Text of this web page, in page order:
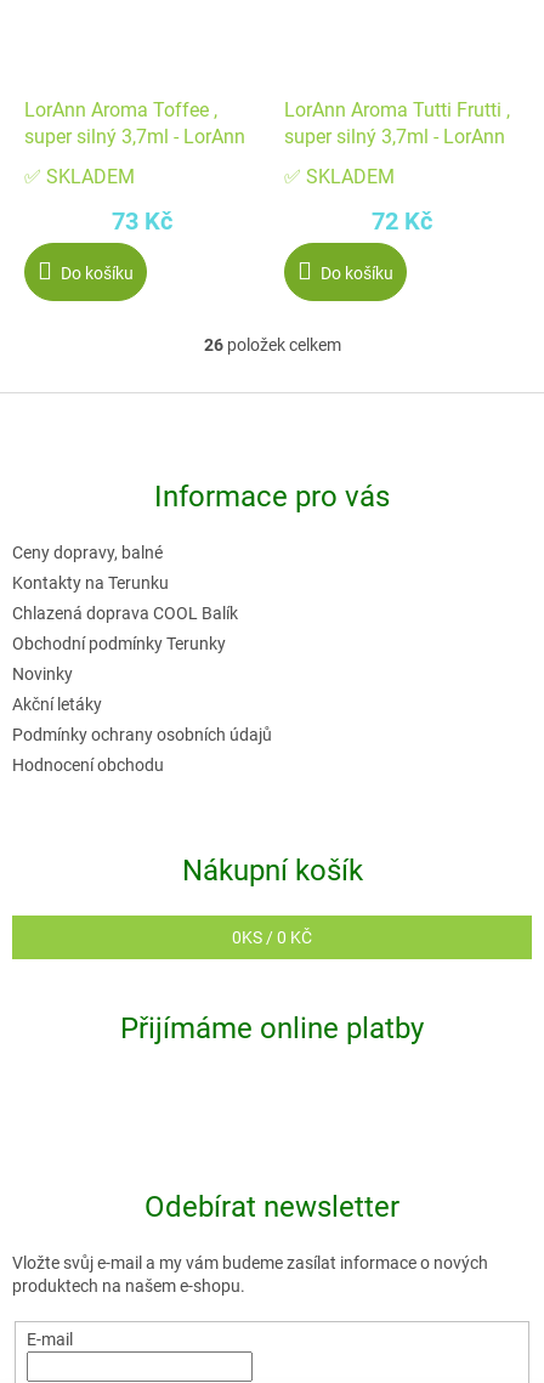
LorAnn Aroma Toffee ,
super silný 3,7ml - LorAnn
✅ SKLADEM
73 Kč
Do košíku
LorAnn Aroma Tutti Frutti ,
super silný 3,7ml - LorAnn
✅ SKLADEM
72 Kč
Do košíku
O
v
d
a
y
i
u
26položek celkem
Informace pro vás
Ceny dopravy, balné
Kontakty na Terunku
Chlazená doprava COOL Balík
Obchodní podmínky Terunky
Novinky
Akční letáky
Podmínky ochrany osobních údajů
Hodnocení obchodu
Nákupní košík
0KS /0 KČ
Přijímáme online platby
Odebírat newsletter
Vložte svůj e-mail a my vám budeme zasílat informace o nových
produktech na našem e-shopu.
E-mail